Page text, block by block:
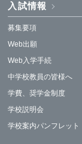
入試情報
募集要項
Web出願
Web入学手続
中学校教員の皆様へ
学費、奨学金制度
学校説明会
学校案内パンフレット